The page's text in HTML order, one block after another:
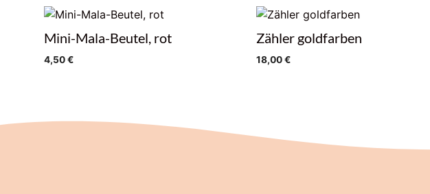
Mini-Mala-Beutel, rot
4,50€
Zähler goldfarben
18,00€